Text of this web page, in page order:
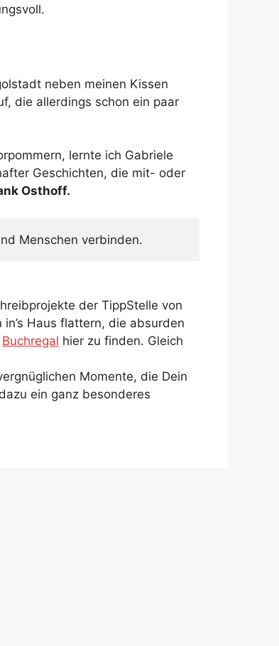
neben meinen Kissen
die allerdings schon ein paar
lernte ich Gabriele
Geschichten, die mit- oder
Osthoff.
Menschen verbinden.
der TippStelle von
Haus flattern, die absurden
Buchregal hier zu finden. Gleich
Momente, die Dein
ein ganz besonderes